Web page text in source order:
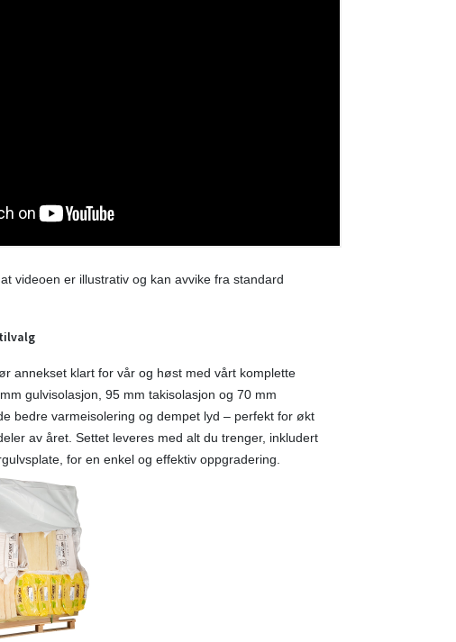
videoen er illustrativ og kan avvike fra standard
annekset klart for vår og høst med vårt komplette
gulvisolasjon, 95 mm takisolasjon og 70 mm
bedre varmeisolering og dempet lyd – perfekt for økt
av året. Settet leveres med alt du trenger, inkludert
for en enkel og effektiv oppgradering.